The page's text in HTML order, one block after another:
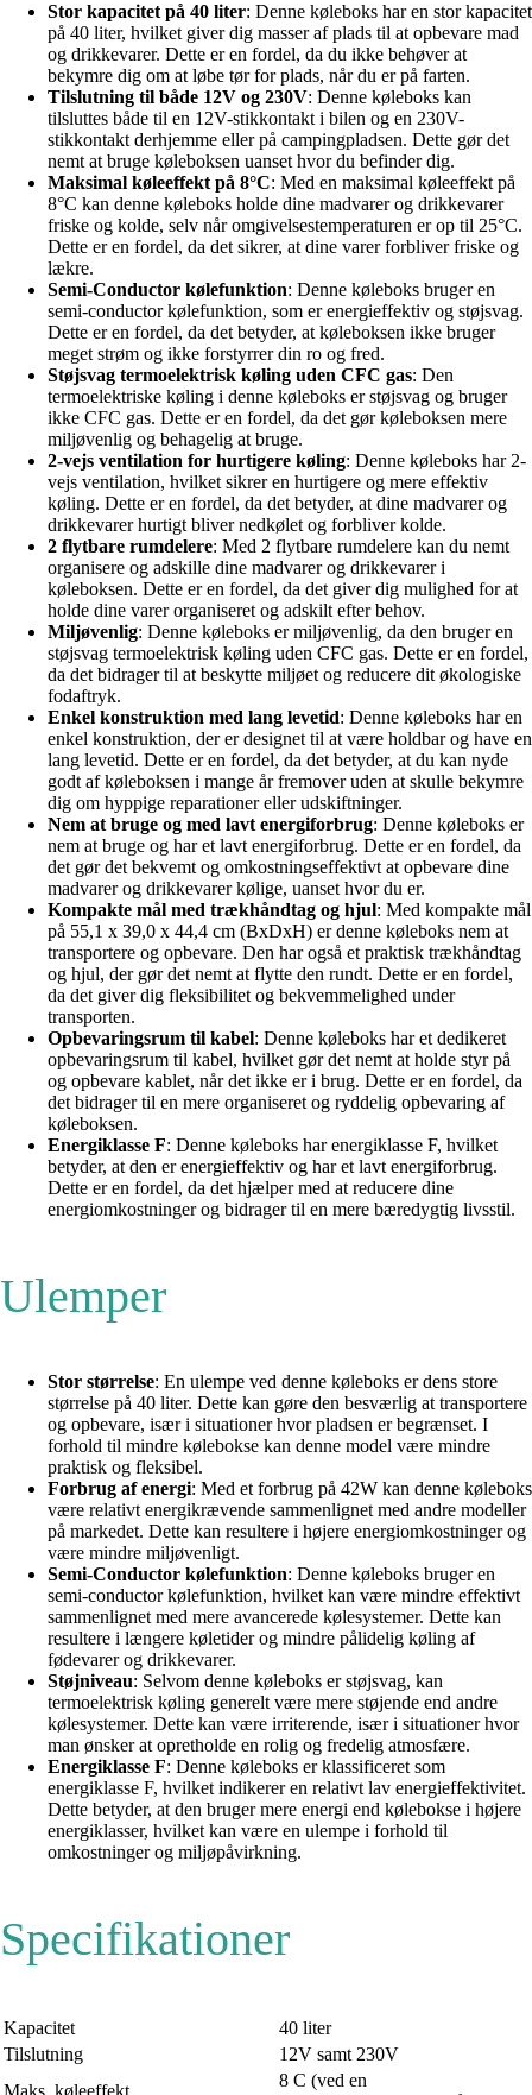
Stor kapacitet på 40 liter: Denne køleboks har en stor kapacitet
på 40 liter, hvilket giver dig masser af plads til at opbevare mad
og drikkevarer. Dette er en fordel, da du ikke behøver at
bekymre dig om at løbe tør for plads, når du er på farten.
Tilslutning til både 12V og 230V: Denne køleboks kan
tilsluttes både til en 12V-stikkontakt i bilen og en 230V-
stikkontakt derhjemme eller på campingpladsen. Dette gør det
nemt at bruge køleboksen uanset hvor du befinder dig.
Maksimal køleeffekt på 8°C: Med en maksimal køleeffekt på
8°C kan denne køleboks holde dine madvarer og drikkevarer
friske og kolde, selv når omgivelsestemperaturen er op til 25°C.
Dette er en fordel, da det sikrer, at dine varer forbliver friske og
lækre.
Semi-Conductor kølefunktion: Denne køleboks bruger en
semi-conductor kølefunktion, som er energieffektiv og støjsvag.
Dette er en fordel, da det betyder, at køleboksen ikke bruger
meget strøm og ikke forstyrrer din ro og fred.
Støjsvag termoelektrisk køling uden CFC gas: Den
termoelektriske køling i denne køleboks er støjsvag og bruger
ikke CFC gas. Dette er en fordel, da det gør køleboksen mere
miljøvenlig og behagelig at bruge.
2-vejs ventilation for hurtigere køling: Denne køleboks har 2-
vejs ventilation, hvilket sikrer en hurtigere og mere effektiv
køling. Dette er en fordel, da det betyder, at dine madvarer og
drikkevarer hurtigt bliver nedkølet og forbliver kolde.
2 flytbare rumdelere: Med 2 flytbare rumdelere kan du nemt
organisere og adskille dine madvarer og drikkevarer i
køleboksen. Dette er en fordel, da det giver dig mulighed for at
holde dine varer organiseret og adskilt efter behov.
Miljøvenlig: Denne køleboks er miljøvenlig, da den bruger en
støjsvag termoelektrisk køling uden CFC gas. Dette er en fordel,
da det bidrager til at beskytte miljøet og reducere dit økologiske
fodaftryk.
Enkel konstruktion med lang levetid: Denne køleboks har en
enkel konstruktion, der er designet til at være holdbar og have en
lang levetid. Dette er en fordel, da det betyder, at du kan nyde
godt af køleboksen i mange år fremover uden at skulle bekymre
dig om hyppige reparationer eller udskiftninger.
Nem at bruge og med lavt energiforbrug: Denne køleboks er
nem at bruge og har et lavt energiforbrug. Dette er en fordel, da
det gør det bekvemt og omkostningseffektivt at opbevare dine
madvarer og drikkevarer kølige, uanset hvor du er.
Kompakte mål med trækhåndtag og hjul: Med kompakte mål
på 55,1 x 39,0 x 44,4 cm (BxDxH) er denne køleboks nem at
transportere og opbevare. Den har også et praktisk trækhåndtag
og hjul, der gør det nemt at flytte den rundt. Dette er en fordel,
da det giver dig fleksibilitet og bekvemmelighed under
transporten.
Opbevaringsrum til kabel: Denne køleboks har et dedikeret
opbevaringsrum til kabel, hvilket gør det nemt at holde styr på
og opbevare kablet, når det ikke er i brug. Dette er en fordel, da
det bidrager til en mere organiseret og ryddelig opbevaring af
køleboksen.
Energiklasse F: Denne køleboks har energiklasse F, hvilket
betyder, at den er energieffektiv og har et lavt energiforbrug.
Dette er en fordel, da det hjælper med at reducere dine
energiomkostninger og bidrager til en mere bæredygtig livsstil.
Ulemper
Stor størrelse: En ulempe ved denne køleboks er dens store
størrelse på 40 liter. Dette kan gøre den besværlig at transportere
og opbevare, især i situationer hvor pladsen er begrænset. I
forhold til mindre kølebokse kan denne model være mindre
praktisk og fleksibel.
Forbrug af energi: Med et forbrug på 42W kan denne køleboks
være relativt energikrævende sammenlignet med andre modeller
på markedet. Dette kan resultere i højere energiomkostninger og
være mindre miljøvenligt.
Semi-Conductor kølefunktion: Denne køleboks bruger en
semi-conductor kølefunktion, hvilket kan være mindre effektivt
sammenlignet med mere avancerede kølesystemer. Dette kan
resultere i længere køletider og mindre pålidelig køling af
fødevarer og drikkevarer.
Støjniveau: Selvom denne køleboks er støjsvag, kan
termoelektrisk køling generelt være mere støjende end andre
kølesystemer. Dette kan være irriterende, især i situationer hvor
man ønsker at opretholde en rolig og fredelig atmosfære.
Energiklasse F: Denne køleboks er klassificeret som
energiklasse F, hvilket indikerer en relativt lav energieffektivitet.
Dette betyder, at den bruger mere energi end kølebokse i højere
energiklasser, hvilket kan være en ulempe i forhold til
omkostninger og miljøpåvirkning.
Specifikationer
Kapacitet
40 liter
Tilslutning
12V samt 230V
8 C (ved en